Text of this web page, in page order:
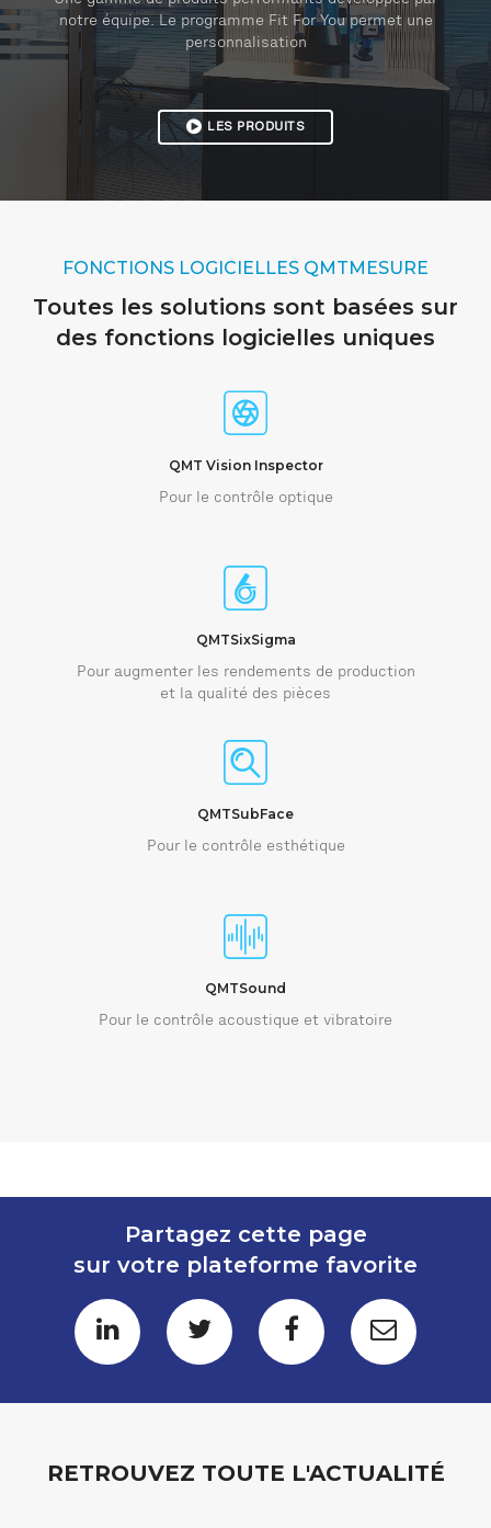
notre équipe. Le programme Fit For You permet une
personnalisation
LES PRODUITS
FONCTIONS LOGICIELLES QMTMESURE
Toutes les solutions sont basées sur
des fonctions logicielles uniques
QMT Vision Inspector
Pour le contrôle optique
QMTSixSigma
Pour augmenter les rendements de production
et la qualité des pièces
QMTSubFace
Pour le contrôle esthétique
QMTSound
Pour le contrôle acoustique et vibratoire
Partagez cette page
sur votre plateforme favorite
RETROUVEZ TOUTE L'ACTUALITÉ